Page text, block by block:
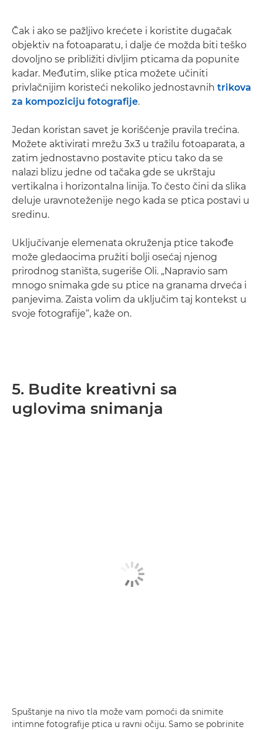
Čak i ako se pažljivo krećete i koristite dugačak
objektiv na fotoaparatu, i dalje će možda biti teško
dovoljno se približiti divljim pticama da popunite
kadar. Međutim, slike ptica možete učiniti
privlačnijim koristeći nekoliko jednostavnih trikova
za kompoziciju fotografije.
Jedan koristan savet je korišćenje pravila trećina.
Možete aktivirati mrežu 3x3 u tražilu fotoaparata, a
zatim jednostavno postavite pticu tako da se
nalazi blizu jedne od tačaka gde se ukrštaju
vertikalna i horizontalna linija. To često čini da slika
deluje uravnoteženije nego kada se ptica postavi u
sredinu.
Uključivanje elemenata okruženja ptice takođe
može gledaocima pružiti bolji osećaj njenog
prirodnog staništa, sugeriše Oli. „Napravio sam
mnogo snimaka gde su ptice na granama drveća i
panjevima. Zaista volim da uključim taj kontekst u
svoje fotografije“, kaže on.
5. Budite kreativni sa
uglovima snimanja
Spuštanje na nivo tla može vam pomoći da snimite
intimne fotografije ptica u ravni očiju. Samo se pobrinite